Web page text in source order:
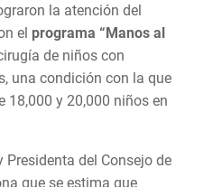
la atención del
el programa “Manos al
de niños con
una condición con la que
18,000 y 20,000 niños en
del Consejo de
que se estima que